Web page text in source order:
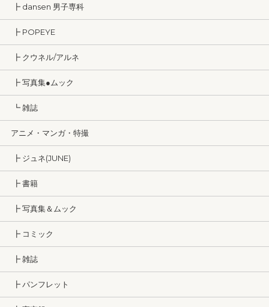
┣ dansen 男子専科
┣ POPEYE
┣ クウネル/アルネ
┣ 写真集●ムック
┗ 雑誌
アニメ・マンガ・特撮
┣ ジュネ(JUNE)
┣ 書籍
┣ 写真集＆ムック
┣ コミック
┣ 雑誌
┣ パンフレット